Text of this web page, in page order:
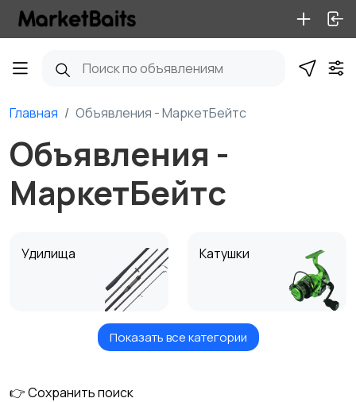
Главная Объявления - МаркетБейтс
Объявления -
МаркетБейтс
Удилища Катушки
Шнуры и лески
Показать все категории
👉 Сохранить поиск